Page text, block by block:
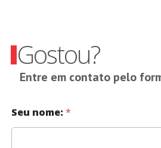
Gostou?
Entre em contato pelo
Seu nome: *